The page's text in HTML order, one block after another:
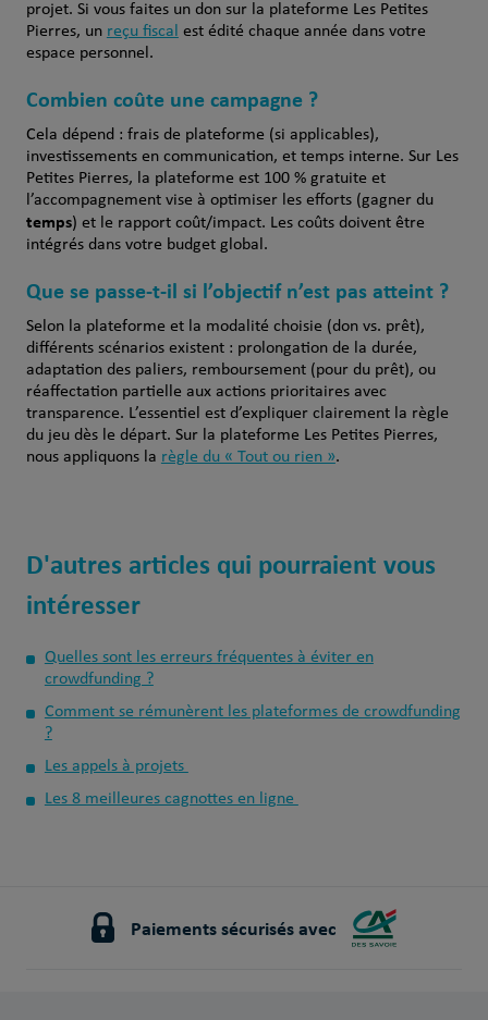
projet. Si vous faites un don sur la plateforme Les Petites
Pierres, un reçu fiscal est édité chaque année dans votre
espace personnel.
Combien coûte une campagne ?
Cela dépend : frais de plateforme (si applicables),
investissements en communication, et temps interne. Sur Les
Petites Pierres, la plateforme est 100 % gratuite et
l’accompagnement vise à optimiser les efforts (gagner du
temps) et le rapport coût/impact. Les coûts doivent être
intégrés dans votre budget global.
Que se passe-t-il si l’objectif n’est pas atteint ?
Selon la plateforme et la modalité choisie (don vs. prêt),
différents scénarios existent : prolongation de la durée,
adaptation des paliers, remboursement (pour du prêt), ou
réaffectation partielle aux actions prioritaires avec
transparence. L’essentiel est d’expliquer clairement la règle
du jeu dès le départ. Sur la plateforme Les Petites Pierres,
nous appliquons la règle du « Tout ou rien ».
D'autres articles qui pourraient vous
intéresser
Quelles sont les erreurs fréquentes à éviter en
crowdfunding ?
Comment se rémunèrent les plateformes de crowdfunding
?
Les appels à projets
Les 8 meilleures cagnottes en ligne
Paiements sécurisés avec